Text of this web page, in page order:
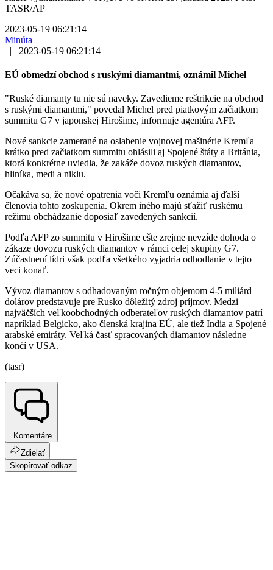
TASR/AP
2023-05-19 06:21:14
Minúta
|
2023-05-19 06:21:14
EÚ obmedzí obchod s ruskými diamantmi, oznámil Michel
"Ruské diamanty tu nie sú naveky. Zavedieme reštrikcie na obchod
s ruskými diamantmi," povedal Michel pred piatkovým začiatkom
summitu G7 v japonskej Hirošime, informuje agentúra AFP.
Nové sankcie zamerané na oslabenie vojnovej mašinérie Kremľa
krátko pred začiatkom summitu ohlásili aj Spojené štáty a Británia,
ktorá konkrétne uviedla, že zakáže dovoz ruských diamantov,
hliníka, medi a niklu.
Očakáva sa, že nové opatrenia voči Kremľu oznámia aj ďalší
členovia tohto zoskupenia. Okrem iného majú sťažiť ruskému
režimu obchádzanie doposiaľ zavedených sankcií.
Podľa AFP zo summitu v Hirošime ešte zrejme nevzíde dohoda o
zákaze dovozu ruských diamantov v rámci celej skupiny G7.
Zúčastnení lídri však podľa všetkého vyjadria odhodlanie v tejto
veci konať.
Vývoz diamantov s odhadovaným ročným objemom 4-5 miliárd
dolárov predstavuje pre Rusko dôležitý zdroj príjmov. Medzi
najväčších veľkoobchodných odberateľov ruských diamantov patrí
napríklad Belgicko, ako členská krajina EÚ, ale tiež India a Spojené
arabské emiráty. Veľká časť spracovaných diamantov následne
končí v USA.
(tasr)
Komentáre
Zdielať
Skopírovať odkaz